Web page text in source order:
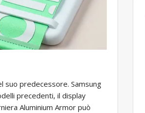
suo predecessore. Samsung
precedenti, il display
Aluminium Armor può